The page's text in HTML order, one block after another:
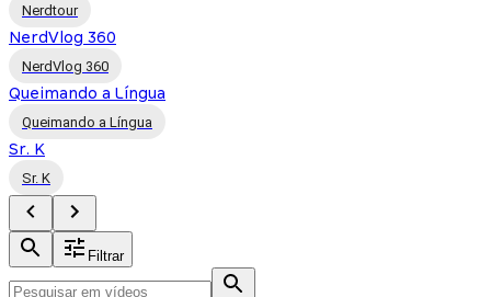
Nerdtour
NerdVlog 360
NerdVlog 360
Queimando a Língua
Queimando a Língua
Sr. K
Sr. K
Filtrar